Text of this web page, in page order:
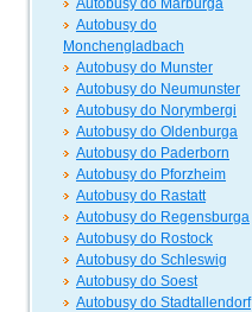
Autobusy do Marburga
Autobusy do
Monchengladbach
Autobusy do Munster
Autobusy do Neumunster
Autobusy do Norymbergi
Autobusy do Oldenburga
Autobusy do Paderborn
Autobusy do Pforzheim
Autobusy do Rastatt
Autobusy do Regensburga
Autobusy do Rostock
Autobusy do Schleswig
Autobusy do Soest
Autobusy do Stadtallendorf